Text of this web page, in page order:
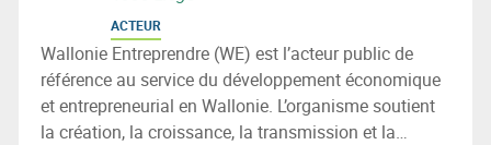
ACTEUR
Wallonie Entreprendre (WE) est l’acteur public de
référence au service du développement économique
et entrepreneurial en Wallonie. L’organisme soutient
la création, la croissance, la transmission et la